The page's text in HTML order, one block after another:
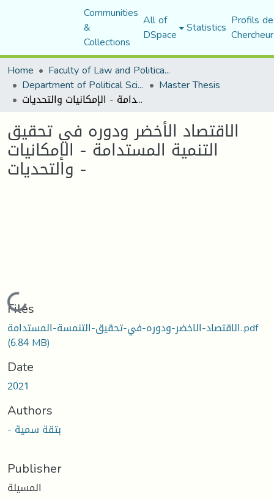
Communities
&
Collections
All of
DSpace Statistics Profils
Home
Faculty of Law and Political Science
Department of Political Sciences Master Thesis
الاقتصاد الأخضر ودوره في تحقيق التنمية المستدامة - الإمكانيات والتحديات -
الاقتصاد الأخضر ودوره في تحقيق
التنمية المستدامة - الإمكانيات
والتحديات -
Loading...
Files
الاقتصاد-الاخضر-ودوره-في-تحقيق-التنمسة-المستدامة..pdf
(6.84 MB)
Date
2021
Authors
- بتقة سمية
Publisher
المسيلة